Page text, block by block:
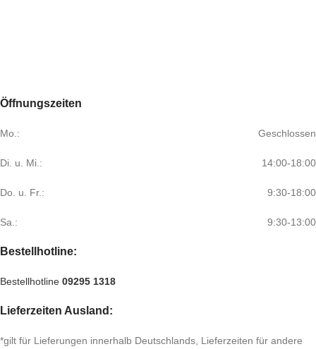
Öffnungszeiten
Mo.: Geschlossen
Di. u. Mi.: 14:00-18:00
Do. u. Fr.: 9:30-18:00
Sa.: 9:30-13:00
Bestellhotline:
Bestellhotline 09295 1318
Lieferzeiten Ausland:
*gilt für Lieferungen innerhalb Deutschlands, Lieferzeiten für andere